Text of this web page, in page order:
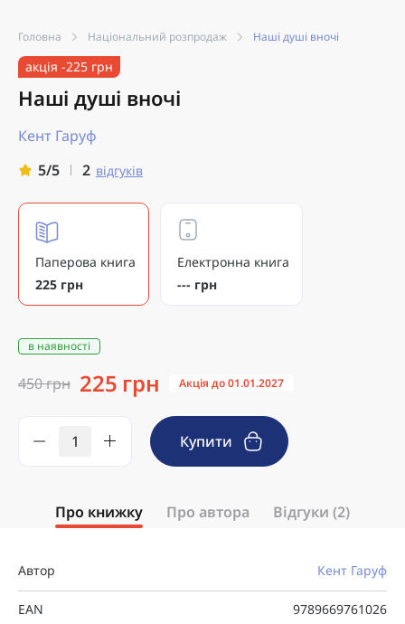
Головна Національний розпродаж Наші душі вночі
акція -225 грн
Наші душі вночі
Кент Гаруф
5/5
2 відгуків
Паперова книга
225 грн
Електронна книга
--- грн
в наявності
450 грн 225 грн Акція до 01.01.2027
Купити
Про книжку Про автора Відгуки (2)
Автор Кент Гаруф
EAN 9789669761026